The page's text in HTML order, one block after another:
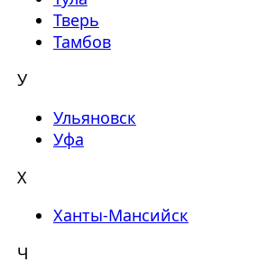
Тверь
Тамбов
У
Ульяновск
Уфа
Х
Ханты-Мансийск
Ч